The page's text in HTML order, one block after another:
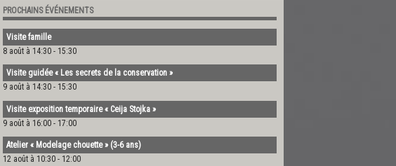
PROCHAINS ÉVÉNEMENTS
Visite famille
8 août à 14:30 - 15:30
Visite guidée « Les secrets de la conservation »
9 août à 14:30 - 15:30
Visite exposition temporaire « Ceija Stojka »
9 août à 16:00 - 17:00
Atelier « Modelage chouette » (3-6 ans)
12 août à 10:30 - 12:00